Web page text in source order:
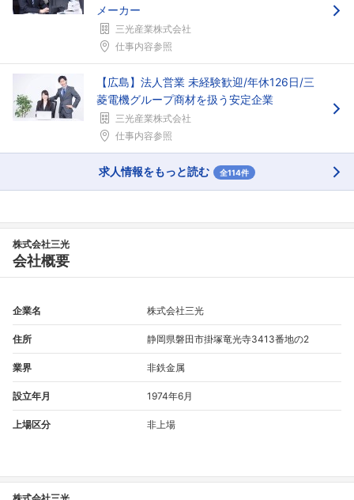
メーカー
三光産業株式会社
仕事内容参照
【広島】法人営業 未経験歓迎/年休126日/三
菱電機グループ商材を扱う安定企業
三光産業株式会社
仕事内容参照
求人情報をもっと読む 全114件
株式会社三光
会社概要
企業名 株式会社三光
住所 静岡県磐田市掛塚竜光寺3413番地の2
業界 非鉄金属
設立年月 1974年6月
上場区分 非上場